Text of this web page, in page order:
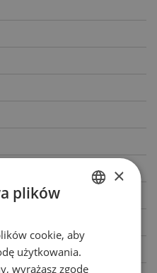
ENGLISH
×
plików
cookie, aby
użytkowania.
wyrażasz zgodę